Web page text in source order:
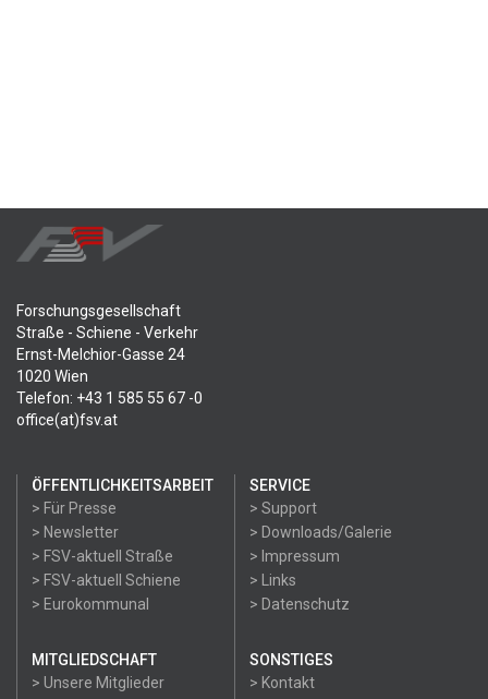
Forschungsgesellschaft
Straße - Schiene - Verkehr
Ernst-Melchior-Gasse 24
1020 Wien
Telefon: +43 1 585 55 67 -0
office(at)fsv.at
ÖFFENTLICHKEITSARBEIT
> Für Presse
> Newsletter
> FSV-aktuell Straße
> FSV-aktuell Schiene
> Eurokommunal
SERVICE
> Support
> Downloads/Galerie
> Impressum
> Links
> Datenschutz
MITGLIEDSCHAFT
> Unsere Mitglieder
SONSTIGES
> Kontakt